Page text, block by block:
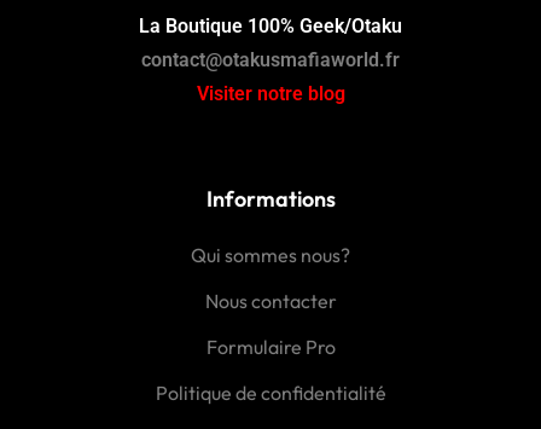
La Boutique 100% Geek/Otaku
contact@otakusmafiaworld.fr
Visiter notre blog
Informations
Qui sommes nous?
Nous contacter
Formulaire Pro
Politique de confidentialité